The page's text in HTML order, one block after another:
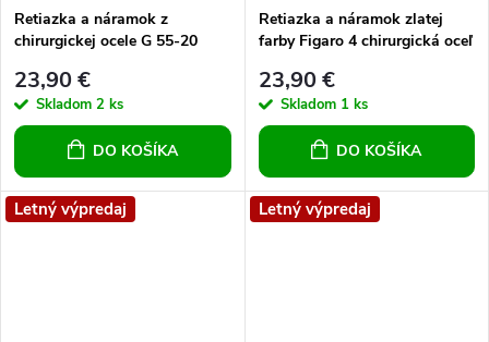
Retiazka a náramok z
chirurgickej ocele G 55-20
23,90 €
Skladom 2 ks
DO KOŠÍKA
Retiazka a náramok zlatej
farby Figaro 4 chirurgická oceľ
23,90 €
Skladom 1 ks
DO KOŠÍKA
Letný výpredaj Letný výpredaj